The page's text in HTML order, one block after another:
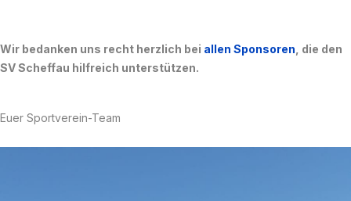
Wir bedanken uns recht herzlich bei allen Sponsoren , die den
SV Scheffau hilfreich unterstützen.
Euer Sportverein-Team